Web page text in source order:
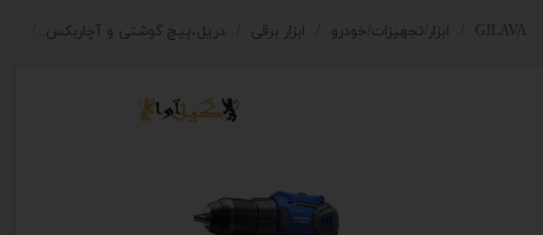
خروج از حساب کاربری
GILAVA ابزار/تجهیزات/خودرو ابزار برقی دریل،پیچ گوشتی و آچاربکس